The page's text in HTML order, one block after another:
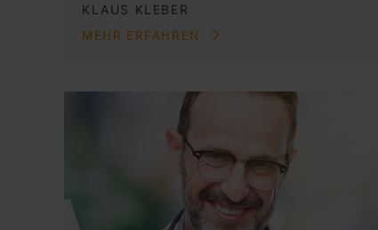
KLAUS KLEBER
MEHR ERFAHREN